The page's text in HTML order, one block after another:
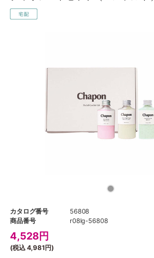
カタログ番号
56808
商品番号
r08lg-56808
4,528円
(税込4,981円)